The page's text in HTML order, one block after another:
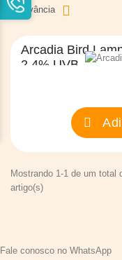
Relevância
Arcadia Bird
2.4% UVB...
Mostrando 1-1 de um total
artigo(s)
Fale conosco no WhatsApp